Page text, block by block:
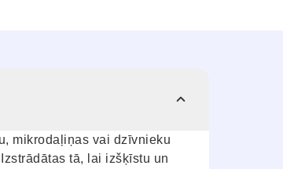
mikrodaļiņas vai dzīvnieku
tā, lai izšķīstu un